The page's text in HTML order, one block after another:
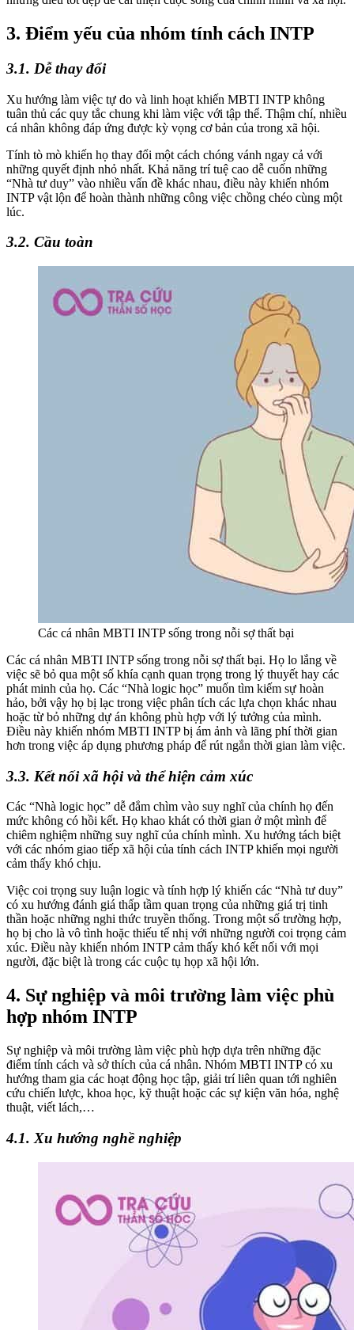
3. Điểm yếu của nhóm tính cách INTP
3.1. Dễ thay đổi
Xu hướng làm việc tự do và linh hoạt khiến MBTI INTP không
tuân thủ các quy tắc chung khi làm việc với tập thể. Thậm chí, nhiều
cá nhân không đáp ứng được kỳ vọng cơ bản của trong xã hội.
Tính tò mò khiến họ thay đổi một cách chóng vánh ngay cả với
những quyết định nhỏ nhất. Khả năng trí tuệ cao dễ cuốn những
“Nhà tư duy” vào nhiều vấn đề khác nhau, điều này khiến nhóm
INTP vật lộn để hoàn thành những công việc chồng chéo cùng một
lúc.
3.2. Cầu toàn
Các cá nhân MBTI INTP sống trong nỗi sợ thất bại
Các cá nhân MBTI INTP sống trong nỗi sợ thất bại. Họ lo lắng về
việc sẽ bỏ qua một số khía cạnh quan trọng trong lý thuyết hay các
phát minh của họ. Các “Nhà logic học” muốn tìm kiếm sự hoàn
hảo, bởi vậy họ bị lạc trong việc phân tích các lựa chọn khác nhau
hoặc từ bỏ những dự án không phù hợp với lý tưởng của mình.
Điều này khiến nhóm MBTI INTP bị ám ảnh và lãng phí thời gian
hơn trong việc áp dụng phương pháp để rút ngắn thời gian làm việc.
3.3. Kết nối xã hội và thể hiện cảm xúc
Các “Nhà logic học” dễ đắm chìm vào suy nghĩ của chính họ đến
mức không có hồi kết. Họ khao khát có thời gian ở một mình để
chiêm nghiệm những suy nghĩ của chính mình. Xu hướng tách biệt
với các nhóm giao tiếp xã hội của tính cách INTP khiến mọi người
cảm thấy khó chịu.
Việc coi trọng suy luận logic và tính hợp lý khiến các “Nhà tư duy”
có xu hướng đánh giá thấp tầm quan trọng của những giá trị tinh
thần hoặc những nghi thức truyền thống. Trong một số trường hợp,
họ bị cho là vô tình hoặc thiếu tế nhị với những người coi trọng cảm
xúc. Điều này khiến nhóm INTP cảm thấy khó kết nối với mọi
người, đặc biệt là trong các cuộc tụ họp xã hội lớn.
4. Sự nghiệp và môi trường làm việc phù
hợp nhóm INTP
Sự nghiệp và môi trường làm việc phù hợp dựa trên những đặc
điểm tính cách và sở thích của cá nhân. Nhóm MBTI INTP có xu
hướng tham gia các hoạt động học tập, giải trí liên quan tới nghiên
cứu chiến lược, khoa học, kỹ thuật hoặc các sự kiện văn hóa, nghệ
thuật, viết lách,…
4.1. Xu hướng nghề nghiệp